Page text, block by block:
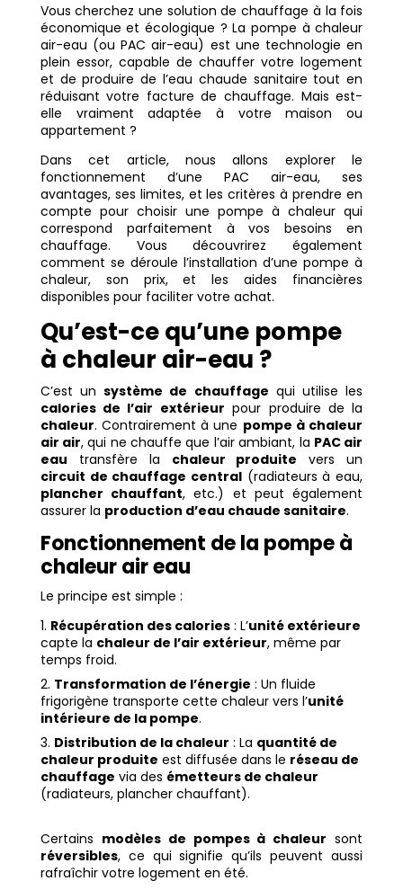
Vous cherchez une solution de chauffage à la fois
économique et écologique ? La pompe à chaleur
air-eau (ou PAC air-eau) est une technologie en
plein essor, capable de chauffer votre logement
et de produire de l’eau chaude sanitaire tout en
réduisant votre facture de chauffage. Mais est-
elle vraiment adaptée à votre maison ou
appartement ?
Dans cet article, nous allons explorer le
fonctionnement d’une PAC air-eau, ses
avantages, ses limites, et les critères à prendre en
compte pour choisir une pompe à chaleur qui
correspond parfaitement à vos besoins en
chauffage. Vous découvrirez également
comment se déroule l’installation d’une pompe à
chaleur, son prix, et les aides financières
disponibles pour faciliter votre achat.
Qu’est-ce qu’une pompe
à chaleur air-eau ?
C’est unsystème de chauffage qui utilise les
calories de l’air extérieur pour produire de la
chaleur. Contrairement à une pompe à chaleur
air air, qui ne chauffe que l’air ambiant, la PAC air
eau transfère la chaleur produite vers un
circuit de chauffage central (radiateurs à eau,
plancher chauffant, etc.) et peut également
assurer la production d’eau chaude sanitaire.
Fonctionnement de la pompe à
chaleur air eau
Le principe est simple :
Récupération des calories: L’unité extérieure
capte la chaleur de l’air extérieur, même par
temps froid.
Transformation de l’énergie : Un fluide
frigorigène transporte cette chaleur vers l’unité
intérieure de la pompe.
Distribution de la chaleur : La quantité de
chaleur produite est diffusée dans le réseau de
chauffage via des émetteurs de chaleur
(radiateurs, plancher chauffant).
Certains modèles de pompes à chaleur sont
réversibles, ce qui signifie qu’ils peuvent aussi
rafraîchir votre logement en été.